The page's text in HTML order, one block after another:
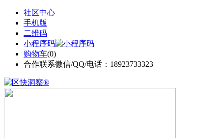
社区中心
手机版
二维码
小程序码
购物车(0)
合作联系微信/QQ/电话：18923733323